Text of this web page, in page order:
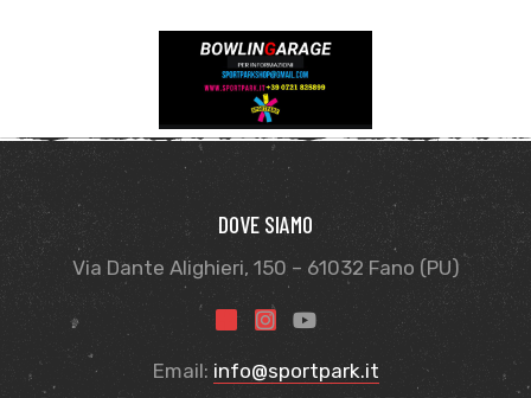
DOVE SIAMO
Via Dante Alighieri, 150 – 61032 Fano (PU)
Email: info@sportpark.it